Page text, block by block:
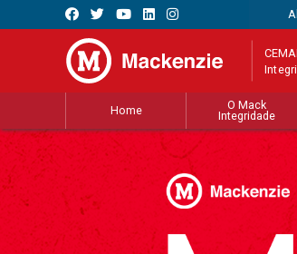
Home
O Mack
Integridade